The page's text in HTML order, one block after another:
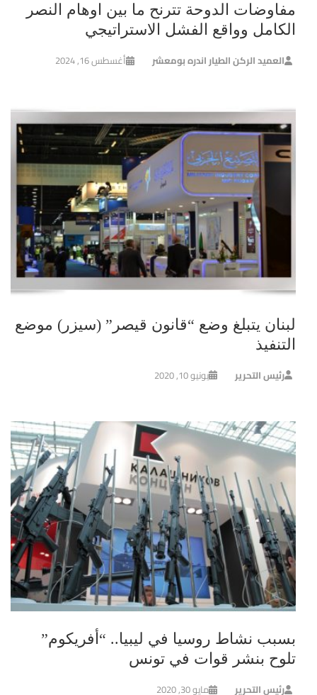
مفاوضات الدوحة تترنح ما بين اوهام النصر
الكامل وواقع الفشل الاستراتيجي
العميد الركن الطيار اندره بومعشر أغسطس 16, 2024
لبنان يتبلغ وضع “قانون قيصر” (سيزر) موضع
التنفيذ
رئيس التحرير يونيو 10, 2020
بسبب نشاط روسيا في ليبيا.. “أفريكوم”
تلوح بنشر قوات في تونس
رئيس التحرير مايو 30, 2020